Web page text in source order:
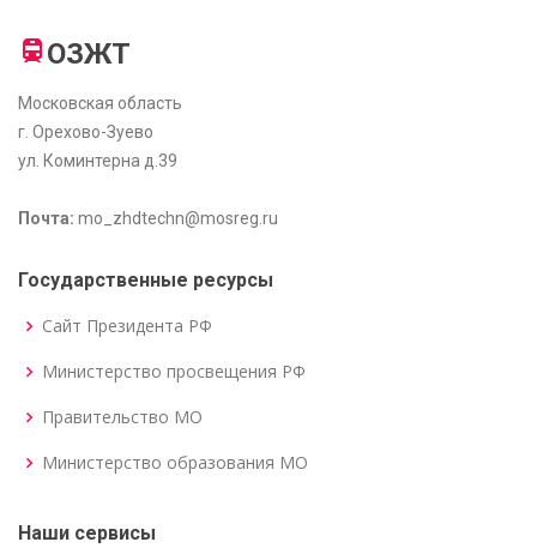
ОЗЖТ
Московская область
г. Орехово-Зуево
ул. Коминтерна д.39
Почта: mo_zhdtechn@mosreg.ru
Государственные ресурсы
Сайт Президента РФ
Министерство просвещения РФ
Правительство МО
Министерство образования МО
Наши сервисы